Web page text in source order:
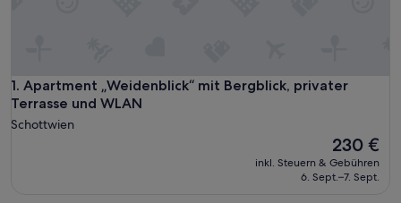
1. Apartment „Weidenblick“ mit Bergblick, privater
Terrasse und WLAN
Apartment „Weidenblick“ mit Bergblick, privater Terrasse
Schottwien
Der
Preis
beträgt
230 €
inkl. Steuern & Gebühren
6. Sept.–7. Sept.